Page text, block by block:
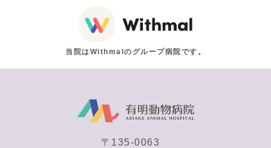
当院はWithmalのグループ病院です。
〒135-0063